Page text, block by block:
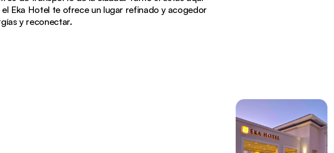
Eka Hotel te ofrece un lugar refinado y acogedor
y reconectar.